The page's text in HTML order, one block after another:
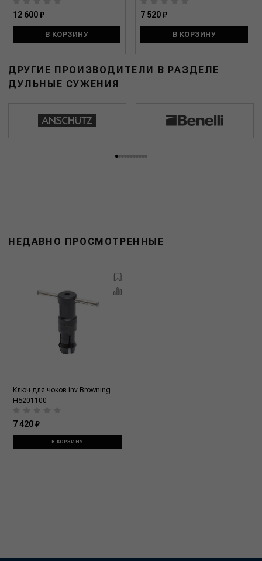
12 600 ₽
В КОРЗИНУ
7 520 ₽
В КОРЗИНУ
ДРУГИЕ ПРОИЗВОДИТЕЛИ В РАЗДЕЛЕ
ДУЛЬНЫЕ СУЖЕНИЯ
НЕДАВНО ПРОСМОТРЕННЫЕ
Ключ для чоков inv Browning
H5201100
7 420 ₽
В КОРЗИНУ